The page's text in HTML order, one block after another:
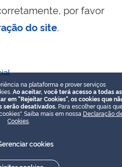
por favor
do site.
na plataforma e prover serviços
Ao aceitar, você terá acesso a todas as
em "Rejeitar Cookies", os cookies que
serão desativados. Para escolher quais
Saiba mais em nossa Declaração
Cookies
cookies